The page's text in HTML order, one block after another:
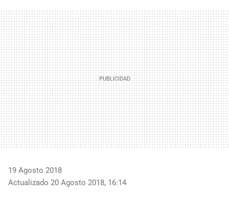
MAIL
19 Agosto 2018
Actualizado 20 Agosto 2018, 16:14